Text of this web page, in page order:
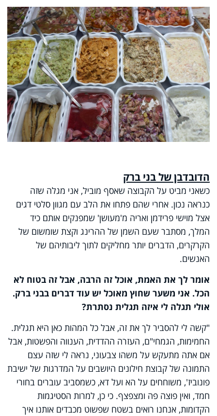
הדובדבן של בני ברק
כשאני מביט על הקבוצה שאסף מוביל, אני מגלה שזה
כנראה נכון. אחרי שהם פתחו את הלב עם מגוון סלטי דגים
אצל מוישי פרידמן ואריה מ'מעושן' שמפנקים אותם כיד
המלך, מסתבר שעם השמן של ההרינג וקצת שומשום של
הקרקרים, הדברים יותר מחליקים לתוך ליבותיהם של
האנשים.
אומר לך את האמת, אוכל זה הרבה, אבל זה בטוח לא
הכל. אני משער שחוץ מאוכל יש עוד דברים בבני ברק.
אולי תגלה לי איזה תגלית נסתרת?
"קשה לי להסביר לך את זה, אבל כל המהות כאן היא תגלית.
החמימות, הגמחי"ם, העזרה ההדדית, הענווה והפשטות, אבל
אם אתה מתעקש על משהו צבעוני, נראה לי שזה עצם
התמונה של קבוצת חילונים היושבים על המדרגות של ישיבת
פונוביז', משוחחים על הא ועל דא, כשמסביב עוברים בחורי
חמד, ואין פוצה פה ומצפצף. כי כן, למרות הסטיגמות
הקדומות, אנחנו רואים בשטח שפשוט מכבדים אותנו איך